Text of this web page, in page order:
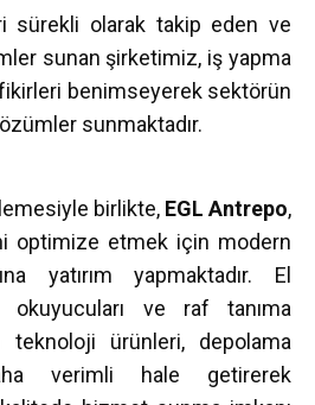
sürekli olarak takip eden ve
sunan şirketimiz, iş yapma
fikirleri benimseyerek sektörün
sunmaktadır.
birlikte, EGL Antrepo,
optimize etmek için modern
yatırım yapmaktadır. El
okuyucuları ve raf tanıma
ürünleri, depolama
verimli hale getirerek